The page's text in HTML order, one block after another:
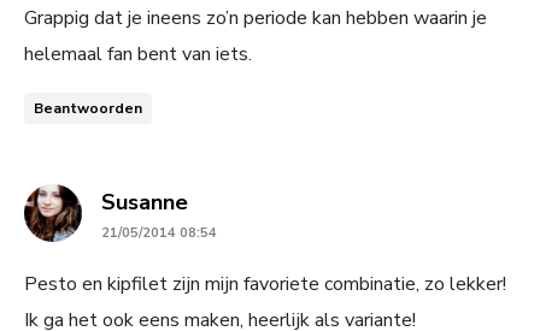
Grappig dat je ineens zo’n periode kan hebben waarin je
helemaal fan bent van iets.
Beantwoorden
Susannesays:
21/05/2014 08:54
Pesto en kipfilet zijn mijn favoriete combinatie, zo lekker!
Ik ga het ook eens maken, heerlijk als variante!